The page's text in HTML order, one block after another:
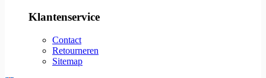
Klantenservice
Contact
Retourneren
Sitemap